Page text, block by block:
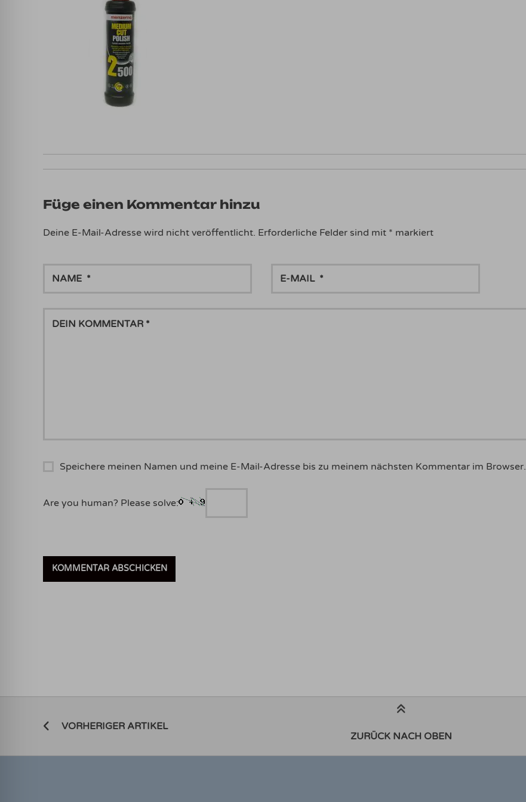
Füge einen Kommentar hinzu
Deine E-Mail-Adresse wird nicht veröffentlicht. Erforderliche Felder sind mit * markiert
MAIL
KOMMENTAR
Speichere meinen Namen und meine E-Mail-Adresse bis zu meinem nächsten Kommentar im Browser.
Are you human? Please solve:
VORHERIGER ARTIKEL
ZURÜCK NACH OBEN